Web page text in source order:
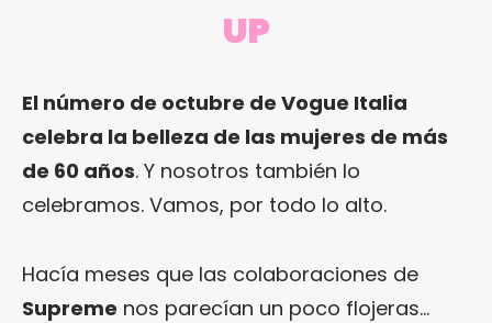
UP
El número de octubre de Vogue Italia
celebra la belleza de las mujeres de más
de 60 años. Y nosotros también lo
celebramos. Vamos, por todo lo alto.
Hacía meses que las colaboraciones de
Supreme nos parecían un poco flojeras…